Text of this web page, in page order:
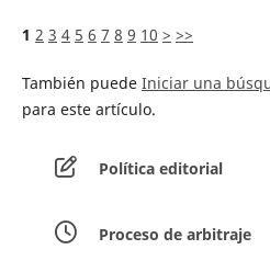
1 2 3 4 5 6 7 8 9 10 > >>
También puede Iniciar una
para este artículo.
Política editorial
Proceso de arbitraje